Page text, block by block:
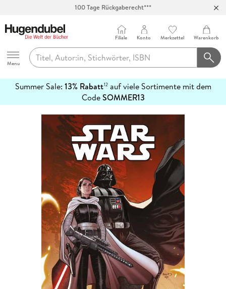
100 Tage Rückgaberecht***
Hugendubel
Menu
Filiale Konto Merkzettel Warenkorb
Summer Sale: 13% Rabatt12auf viele Sortimente mit dem
CodeSOMMER13
erfahren